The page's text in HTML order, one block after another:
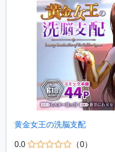
黄金女王の洗脳支配
0.0
（0）